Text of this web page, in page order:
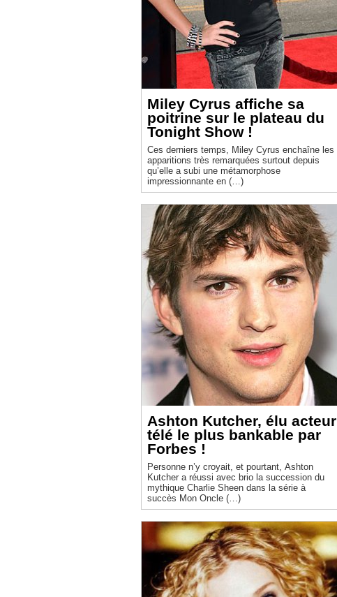
Miley Cyrus affiche sa
poitrine sur le plateau du
Tonight Show !
Ces derniers temps, Miley Cyrus enchaîne les
apparitions très remarquées surtout depuis
qu’elle a subi une métamorphose
impressionnante en (…)
Ashton Kutcher, élu acteur
télé le plus bankable par
Forbes !
Personne n’y croyait, et pourtant, Ashton
Kutcher a réussi avec brio la succession du
mythique Charlie Sheen dans la série à
succès Mon Oncle (…)